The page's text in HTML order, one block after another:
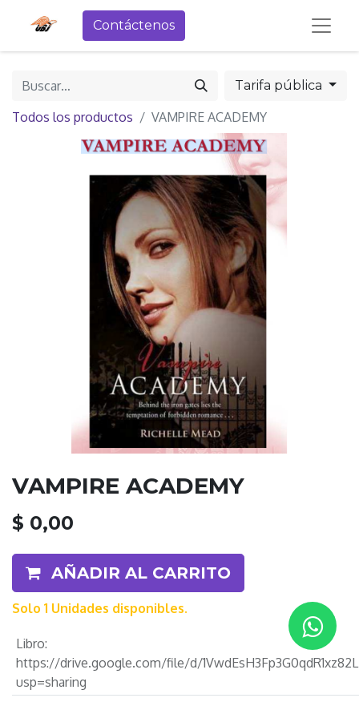
Contáctenos
Tarifa pública
Todos los productos VAMPIRE ACADEMY
VAMPIRE ACADEMY
$ 0,00
AÑADIR AL CARRITO
Solo 1 Unidades disponibles.
Libro:
https://drive.google.com/file/d/
usp=sharing